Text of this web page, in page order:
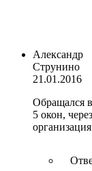
Александр
Струнино
21.01.2016
Обращался
5 окон,